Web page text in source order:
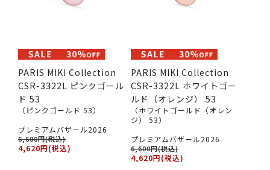
PARIS MIKI Collection
CSR-3322L ピンクゴール
ド 53
（ピンクゴールド 53）
プレミアムバザール2026
6,600円(税込)
4,620円(税込)
PARIS MIKI Collection
CSR-3322L ホワイトゴー
ルド（オレンジ） 53
（ホワイトゴールド（オレン
ジ） 53）
プレミアムバザール2026
6,600円(税込)
4,620円(税込)